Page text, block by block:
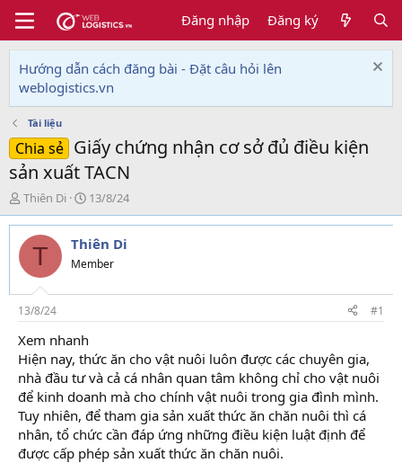
Đăng nhập Đăng ký
Hướng dẫn cách đăng bài - Đặt câu hỏi lên
weblogistics.vn
Tài liệu
Chia sẻ Giấy chứng nhận cơ sở đủ điều kiện
sản xuất TACN
T
h
r
e
d
s
t
a
r
t
e
r
Thiên Di
N
g
à
y
g
i
13/8/24
T Thiên Di
Member
13/8/24 #1
Xem nhanh
Hiện nay, thức ăn cho vật nuôi luôn được các chuyên gia,
nhà đầu tư và cả cá nhân quan tâm không chỉ cho vật nuôi
để kinh doanh mà cho chính vật nuôi trong gia đình mình.
Tuy nhiên, để tham gia sản xuất thức ăn chăn nuôi thì cá
nhân, tổ chức cần đáp ứng những điều kiện luật định để
được cấp phép sản xuất thức ăn chăn nuôi.